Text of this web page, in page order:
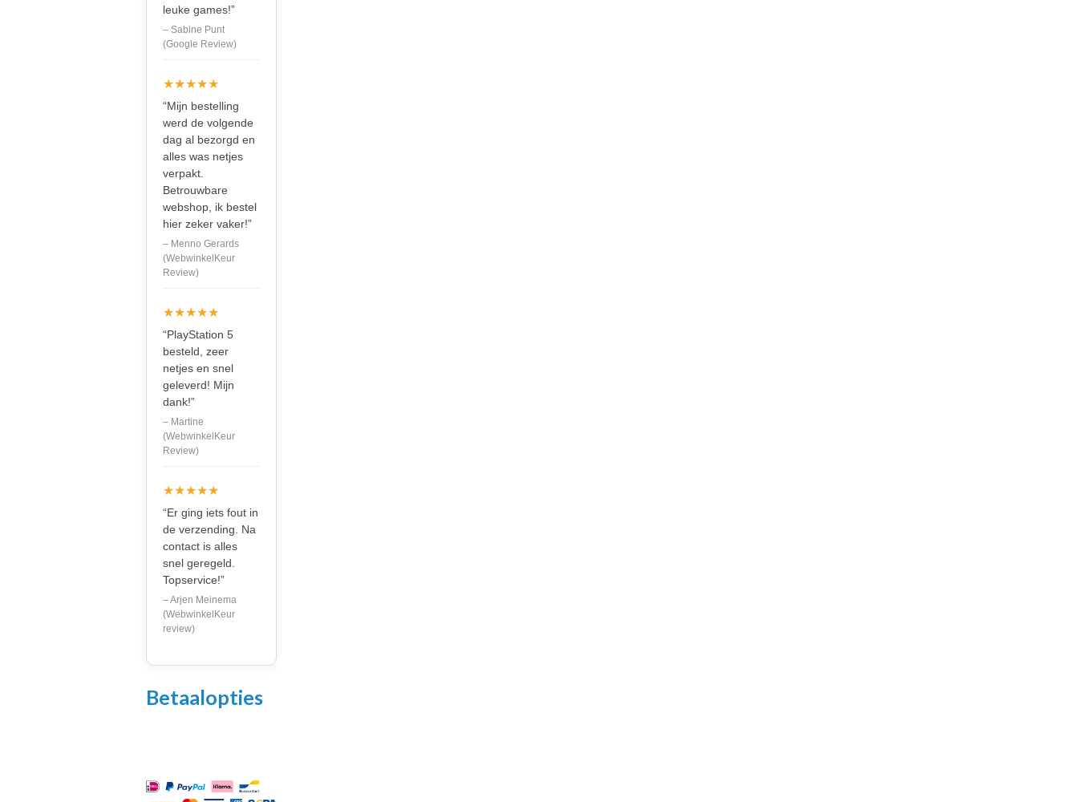
leuke games!”
– Sabine Punt
(Google Review)
★★★★★
“Mijn bestelling
werd de volgende
dag al bezorgd en
alles was netjes
verpakt.
Betrouwbare
webshop, ik bestel
hier zeker vaker!”
– Menno Gerards
(WebwinkelKeur
Review)
★★★★★
“PlayStation 5
besteld, zeer
netjes en snel
geleverd! Mijn
dank!”
– Martine
(WebwinkelKeur
Review)
★★★★★
“Er ging iets fout in
de verzending. Na
contact is alles
snel geregeld.
Topservice!”
– Arjen Meinema
(WebwinkelKeur
review)
Betaalopties